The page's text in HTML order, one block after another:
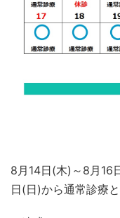
8月14日(木)～8月16
日(日)から通常診療と